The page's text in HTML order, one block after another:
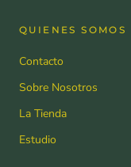
QUIENES SOMOS
Contacto
Sobre Nosotros
La Tienda
Estudio